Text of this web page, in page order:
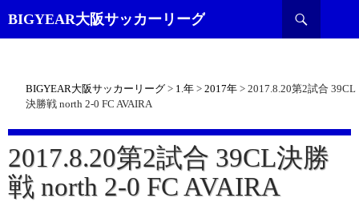
BIGYEAR大阪サッカーリーグ
索
BIGYEAR大阪サッカーリーグ > 1.年 > 2017年 > 2017.8.20第2試合 39CL
決勝戦 north 2-0 FC AVAIRA
2017.8.20第2試合 39CL決勝
戦 north 2-0 FC AVAIRA